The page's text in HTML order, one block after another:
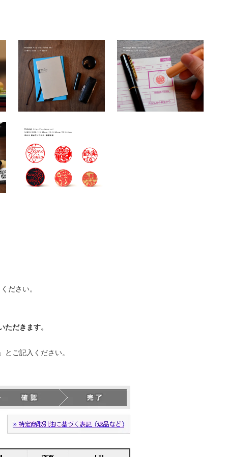
ださい。
ただきます。
とご記入ください。